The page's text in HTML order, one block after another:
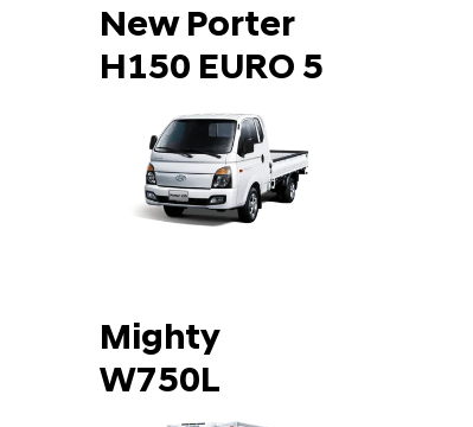
New Porter
H150 EURO 5
Mighty
W750L